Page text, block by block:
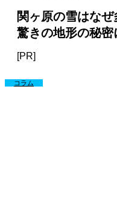
関ヶ原の雪はな
驚きの地形の秘密
[PR]
コラム